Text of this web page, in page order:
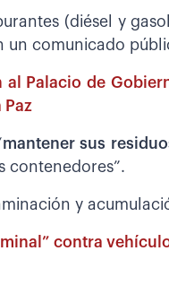
(diésel y
un comunicado
Palacio de
Paz
mantener sus
contenedores”.
y
contra